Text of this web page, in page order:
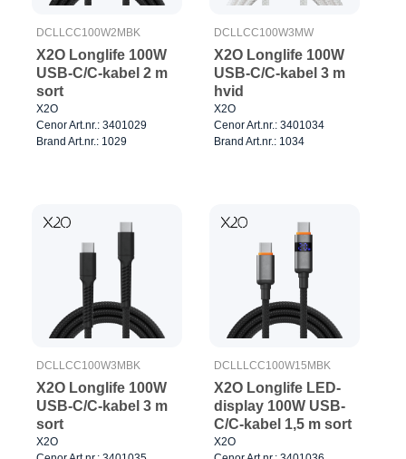
DCLLCC100W2MBK
X2O Longlife 100W
USB-C/C-kabel 2 m
sort
X2O
Cenor Art.nr.: 3401029
Brand Art.nr.: 1029
DCLLCC100W3MW
X2O Longlife 100W
USB-C/C-kabel 3 m
hvid
X2O
Cenor Art.nr.: 3401034
Brand Art.nr.: 1034
DCLLCC100W3MBK
X2O Longlife 100W
USB-C/C-kabel 3 m
sort
X2O
DCLLLCC100W15MBK
X2O Longlife LED-
display 100W USB-
C/C-kabel 1,5 m sort
X2O